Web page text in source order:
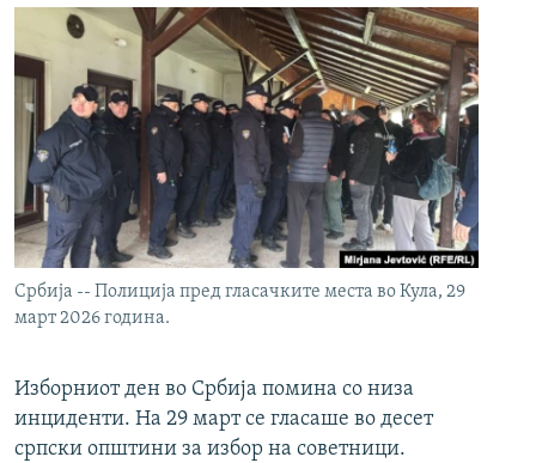
Србија -- Полиција пред гласачките места во Кула, 29
март 2026 година.
Изборниот ден во Србија помина со низа
инциденти. На 29 март се гласаше во десет
српски општини за избор на советници.